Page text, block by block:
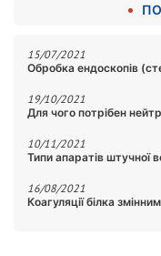
15/07/2021
Обробка ендоскопів
19/10/2021
Для чого потрібен
10/11/2021
Типи апаратів штучної
16/08/2021
Коагуляції білка